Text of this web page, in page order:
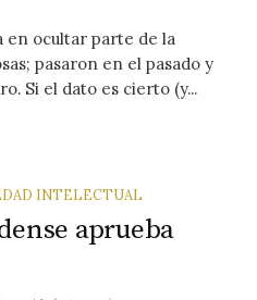
en ocultar parte de la
pasaron en el pasado y
Si el dato es cierto (y...
INTELECTUAL
aprueba